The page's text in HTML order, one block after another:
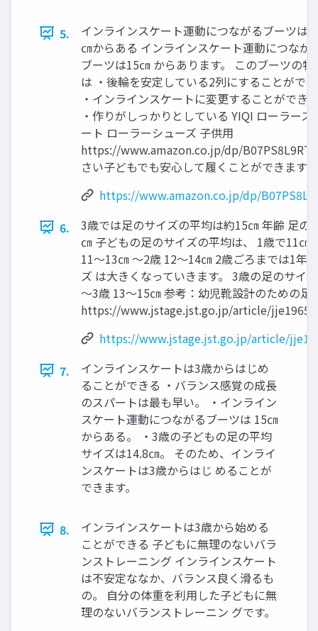
5.
インラインスケート運動につながるブーツは
㎝からある インラインスケート運動につなが
ブーツは15㎝ からあります。 このブーツの特
は ・後輪を安定している2列にすることがで
・インラインスケートに変更することができ
・作りがしっかりとしている YIQI ローラース
ート ローラーシューズ 子供用
https://www.amazon.co.jp/dp/B07PS8L9RT
さい子どもでも安心して履くことができます。
https://www.amazon.co.jp/dp/
6.
3歳では足のサイズの平均は約15㎝ 年齢 足の
㎝ 子どもの足のサイズの平均は、 1歳で11㎝
11～13㎝ ～2歳 12～14㎝ 2歳ごろまでは1年
ズ は大きくなっていきます。 3歳の足のサイ
～3歳 13～15㎝ 参考：幼児靴設計のための足
https://www.jstage.jst.go.jp/article/jje1965/
https://www.jstage.jst.go.jp/article/
7.
インラインスケートは3歳からはじめ
ることができる ・バランス感覚の成長
のスパートは最も早い。 ・インライン
スケート運動につながるブーツは 15㎝
からある。 ・3歳の子どもの足の平均
サイズは14.8㎝。 そのため、インライ
ンスケートは3歳からはじ めることが
できます。
8.
インラインスケートは3歳から始める
ことができる 子どもに無理のないバラ
ンストレーニング インラインスケート
は不安定ななか、バランス良く滑るも
の。 自分の体重を利用した子どもに無
理のないバランストレーニン グです。